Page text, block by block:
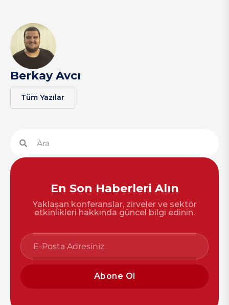
Berkay Avcı
Tüm Yazılar
En Son Haberleri Alın
Yaklaşan konferanslar, zirveler ve sektör
etkinlikleri hakkında güncel bilgi edinin.
Abone Ol